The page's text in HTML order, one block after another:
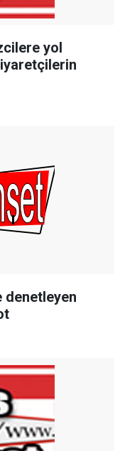
yol
denetleyen